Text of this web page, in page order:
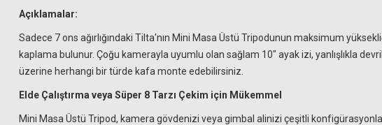
Açıklamalar:
Sadece 7 ons ağırlığındaki Tilta'nın Mini Masa Üstü Tripodunun maksimum
kaplama bulunur. Çoğu kamerayla uyumlu olan sağlam 10" ayak izi, yanlışlıkla
üzerine herhangi bir türde kafa monte edebilirsiniz.
Elde Çalıştırma veya Süper 8 Tarzı Çekim için Mükemmel
Mini Masa Üstü Tripod, kamera gövdenizi veya gimbal alinizi çeşitli